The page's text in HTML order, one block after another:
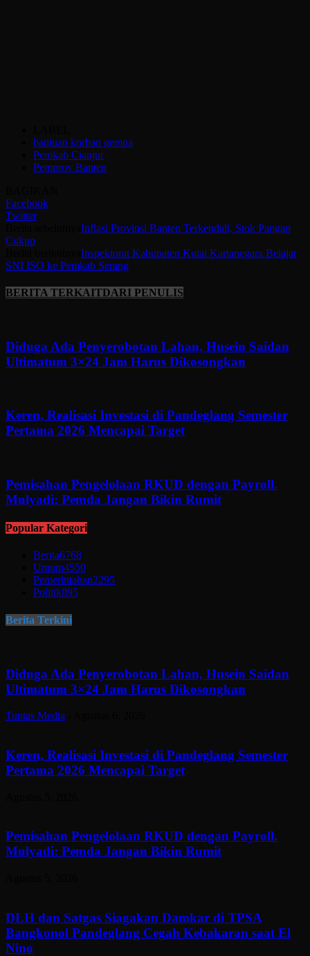
bantuan korban gempa
Pemkab Cianjur
Pemprov Banten
Facebook
Twitter
Inflasi Provinsi Banten Terkendali, Stok Pangan
Cukup
Inspektorat Kabupaten Kutai Kartanegara Belajar
SNI ISO ke Pemkab Serang
BERITA TERKAITDARI PENULIS
Diduga Ada Penyerobotan Lahan, Husein Saidan
Ultimatum 3×24 Jam Harus Dikosongkan
Keren, Realisasi Investasi di Pandeglang Semester
Pertama 2026 Mencapai Target
Pemisahan Pengelolaan RKUD dengan Payroll.
Mulyadi: Pemda Jangan Bikin Rumit
Popular Kategori
Berita6768
Umum4550
Pemerintahan2295
Politik895
Berita Terkini
Diduga Ada Penyerobotan Lahan, Husein Saidan
Ultimatum 3×24 Jam Harus Dikosongkan
Tuntas Media
Keren, Realisasi Investasi di Pandeglang Semester
Pertama 2026 Mencapai Target
Pemisahan Pengelolaan RKUD dengan Payroll.
Mulyadi: Pemda Jangan Bikin Rumit
DLH dan Satgas Siagakan Damkar di TPSA
Bangkonol Pandeglang Cegah Kebakaran saat El
Nino